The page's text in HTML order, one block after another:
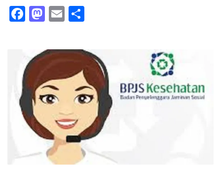
F
e
b
o
o
k
M
st
o
d
o
n
E
ai ar
e